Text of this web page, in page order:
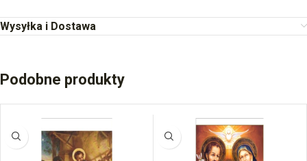
Wysyłka i Dostawa
Podobne produkty